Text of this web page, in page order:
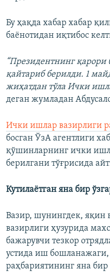
Бу ҳақда хабар хабар
баёнотидан иқтибос
“Президентнинг қарори
қайтариб берилди. 1
жиҳатдан тўла Ички
деган жумладан
Ички ишлар вазирлиги
босган ЎзА агентлиги
қўшинларнинг ички
берилгани тўғрисида
Кутилаётган яна бир
Вазир, шунингдек, яқин
вазирлиги ҳузурида
бажарувчи тезкор
устида иш бошланажаги,
раҳбариятининг яна